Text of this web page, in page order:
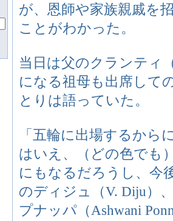
が、恩師や家族親戚を
ことがわかった。
当日は父のクランティ
になる祖母も出席して
とりは語っていた。
「五輪に出場するから
はいえ、（どの色でも
にもなるだろうし、今
のディジュ（V. Diju）
プナッパ（Ashwani